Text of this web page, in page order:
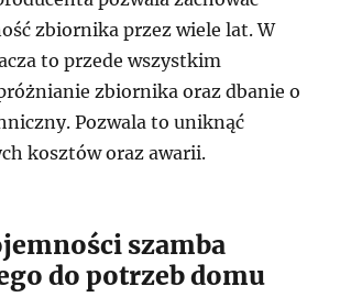
zbiornika przez wiele lat. W
to przede wszystkim
zbiornika oraz dbanie o
Pozwala to uniknąć
kosztów oraz awarii.
szamba
do potrzeb domu